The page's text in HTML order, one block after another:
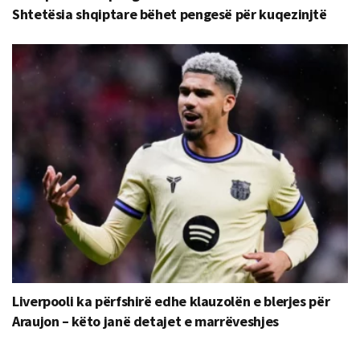
Shtetësia shqiptare bëhet pengesë për kuqezinjtë
Liverpooli ka përfshirë edhe klauzolën e blerjes për
Araujon – këto janë detajet e marrëveshjes